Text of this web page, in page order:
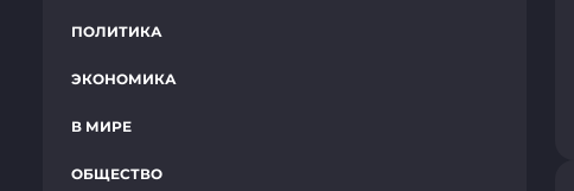
ПОЛИТИКА
ЭКОНОМИКА
В МИРЕ
ОБЩЕСТВО